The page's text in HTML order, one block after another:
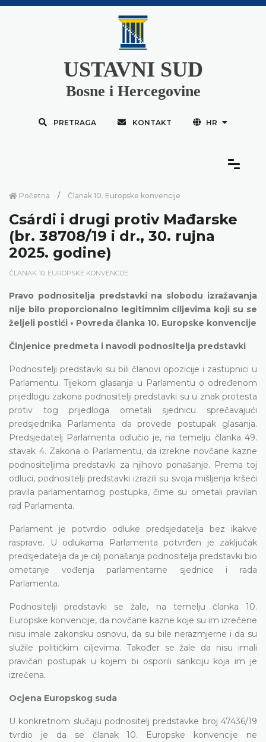
USTAVNI SUD
Bosne i Hercegovine
PRETRAGA KONTAKT HR
Početna Članak 10. Europske konvencije
Csárdi i drugi protiv Mađarske
(br. 38708/19 i dr., 30. rujna
2025. godine)
ČLANAK 10. EUROPSKE KONVENCIJE
Pravo podnositelja predstavki na slobodu izražavanja
nije bilo proporcionalno legitimnim ciljevima koji su se
željeli postići • Povreda članka 10. Europske konvencije
Činjenice predmeta i navodi podnositelja predstavki
Podnositelji predstavki su bili članovi opozicije i zastupnici u
Parlamentu. Tijekom glasanja u Parlamentu o određenom
prijedlogu zakona podnositelji predstavki su u znak protesta
protiv tog prijedloga ometali sjednicu sprečavajući
predsjednika Parlamenta da provede postupak glasanja.
Predsjedatelj Parlamenta odlučio je, na temelju članka 49.
stavak 4. Zakona o Parlamentu, da izrekne novčane kazne
podnositeljima predstavki za njihovo ponašanje. Prema toj
odluci, podnositelji predstavki izrazili su svoja mišljenja kršeći
pravila parlamentarnog postupka, čime su ometali pravilan
rad Parlamenta.
Parlament je potvrdio odluke predsjedatelja bez ikakve
rasprave. U odlukama Parlamenta potvrđen je zaključak
predsjedatelja da je cilj ponašanja podnositelja predstavki bio
ometanje vođenja parlamentarne sjednice i rada
Parlamenta.
Podnositelji predstavki se žale, na temelju članka 10.
Europske konvencije, da novčane kazne koje su im izrečene
nisu imale zakonsku osnovu, da su bile nerazmjerne i da su
služile političkim ciljevima. Također se žale da nisu imali
pravičan postupak u kojem bi osporili sankciju koja im je
izrečena.
Ocjena Europskog suda
U konkretnom slučaju podnositelj predstavke broj 47436/19
tvrdio je da se članak 10. Europske konvencije ne